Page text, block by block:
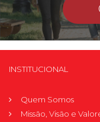
INSTITUCIONAL
Quem Somos
Missão, Visão e